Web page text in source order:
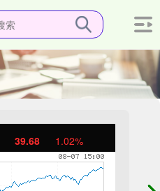
39.68 1.02%